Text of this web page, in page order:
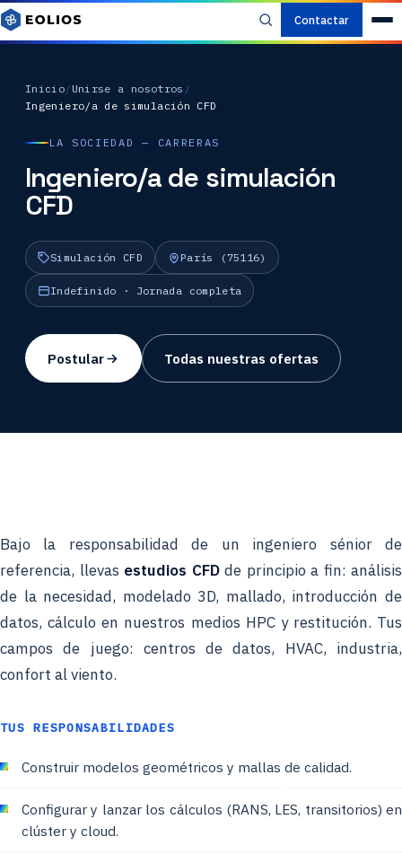
Contactar
Inicio/ Unirse a nosotros /
Ingeniero/a de simulación CFD
LA SOCIEDAD — CARRERAS
Ingeniero/a de simulación
CFD
Simulación CFD París (75116)
Indefinido · Jornada completa
Postular Todas nuestras ofertas
Bajo la responsabilidad de un ingeniero sénior de
referencia, llevas estudios CFDde principio a fin: análisis
de la necesidad, modelado 3D, mallado, introducción de
datos, cálculo en nuestros medios HPC y restitución. Tus
campos de juego: centros de datos, HVAC, industria,
confort al viento.
TUS RESPONSABILIDADES
Construir modelos geométricos y mallas de calidad.
Configurar y lanzar los cálculos (RANS, LES, transitorios) en
clúster y cloud.